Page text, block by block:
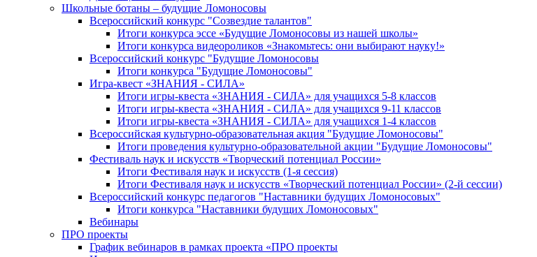
Школьные ботаны – будущие Ломоносовы
Всероссийский конкурс "Созвездие талантов"
Итоги конкурса эссе «Будущие Ломоносовы из нашей школы»
Итоги конкурса видеороликов «Знакомьтесь: они выбирают науку!»
Всероссийский конкурс "Будущие Ломоносовы
Итоги конкурса "Будущие Ломоносовы"
Игра-квест «ЗНАНИЯ - СИЛА»
Итоги игры-квеста «ЗНАНИЯ - СИЛА» для учащихся 5-8 классов
Итоги игры-квеста «ЗНАНИЯ - СИЛА» для учащихся 9-11 классов
Итоги игры-квеста «ЗНАНИЯ - СИЛА» для учащихся 1-4 классов
Всероссийская культурно-образовательная акция "Будущие Ломоносовы"
Итоги проведения культурно-образовательной акции "Будущие Ломоносовы"
Фестиваль наук и искусств «Творческий потенциал России»
Итоги Фестиваля наук и искусств (1-я сессия)
Итоги Фестиваля наук и искусств «Творческий потенциал России» (2-й сессии)
Всероссийский конкурс педагогов "Наставники будущих Ломоносовых"
Итоги конкурса "Наставники будущих Ломоносовых"
Вебинары
ПРО проекты
График вебинаров в рамках проекта «ПРО проекты